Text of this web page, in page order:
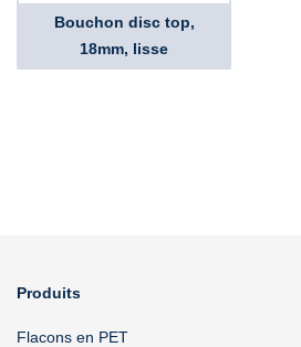
Bouchon disc top,
18mm, lisse
Produits
Flacons en PET